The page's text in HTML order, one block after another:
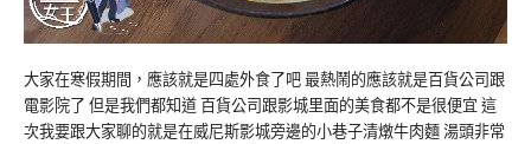
大家在寒假期間，應該就是四處外食了吧 最熱鬧的應該就是百貨公司跟
電影院了 但是我們都知道 百貨公司跟影城里面的美食都不是很便宜 這
次我要跟大家聊的就是在威尼斯影城旁邊的小巷子清燉牛肉麵 湯頭非常